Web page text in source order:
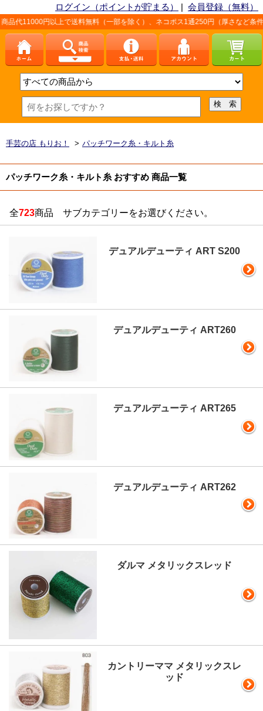
ログイン（ポイントが貯まる） | 会員登録（無料）
料無料（一部を除く）、ネコポス1通250円（厚さなど条件あり）。詳しくは
手芸の店 もりお！ > パッチワーク糸・キルト糸
パッチワーク糸・キルト糸 おすすめ 商品一覧
全723商品 サブカテゴリーをお選びください。
デュアルデューティ ART S200
デュアルデューティ ART260
デュアルデューティ ART265
デュアルデューティ ART262
ダルマ メタリックスレッド
カントリーママ メタリックスレ
ッド